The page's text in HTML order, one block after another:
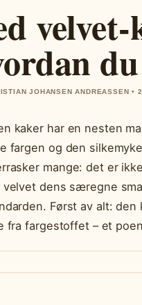
JOHANSEN ANDREASSEN •
kaker har en nesten
fargen og den
mange: det er
velvet dens særegne
Først av alt:
fra fargestoffet – et